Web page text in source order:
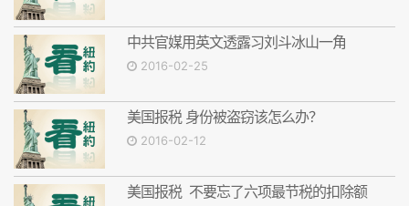
中共官媒用英文透露习刘斗冰山一角
2016-02-25
美国报税 身份被盗窃该怎么办？
2016-02-12
美国报税 不要忘了六项最节税的扣除额